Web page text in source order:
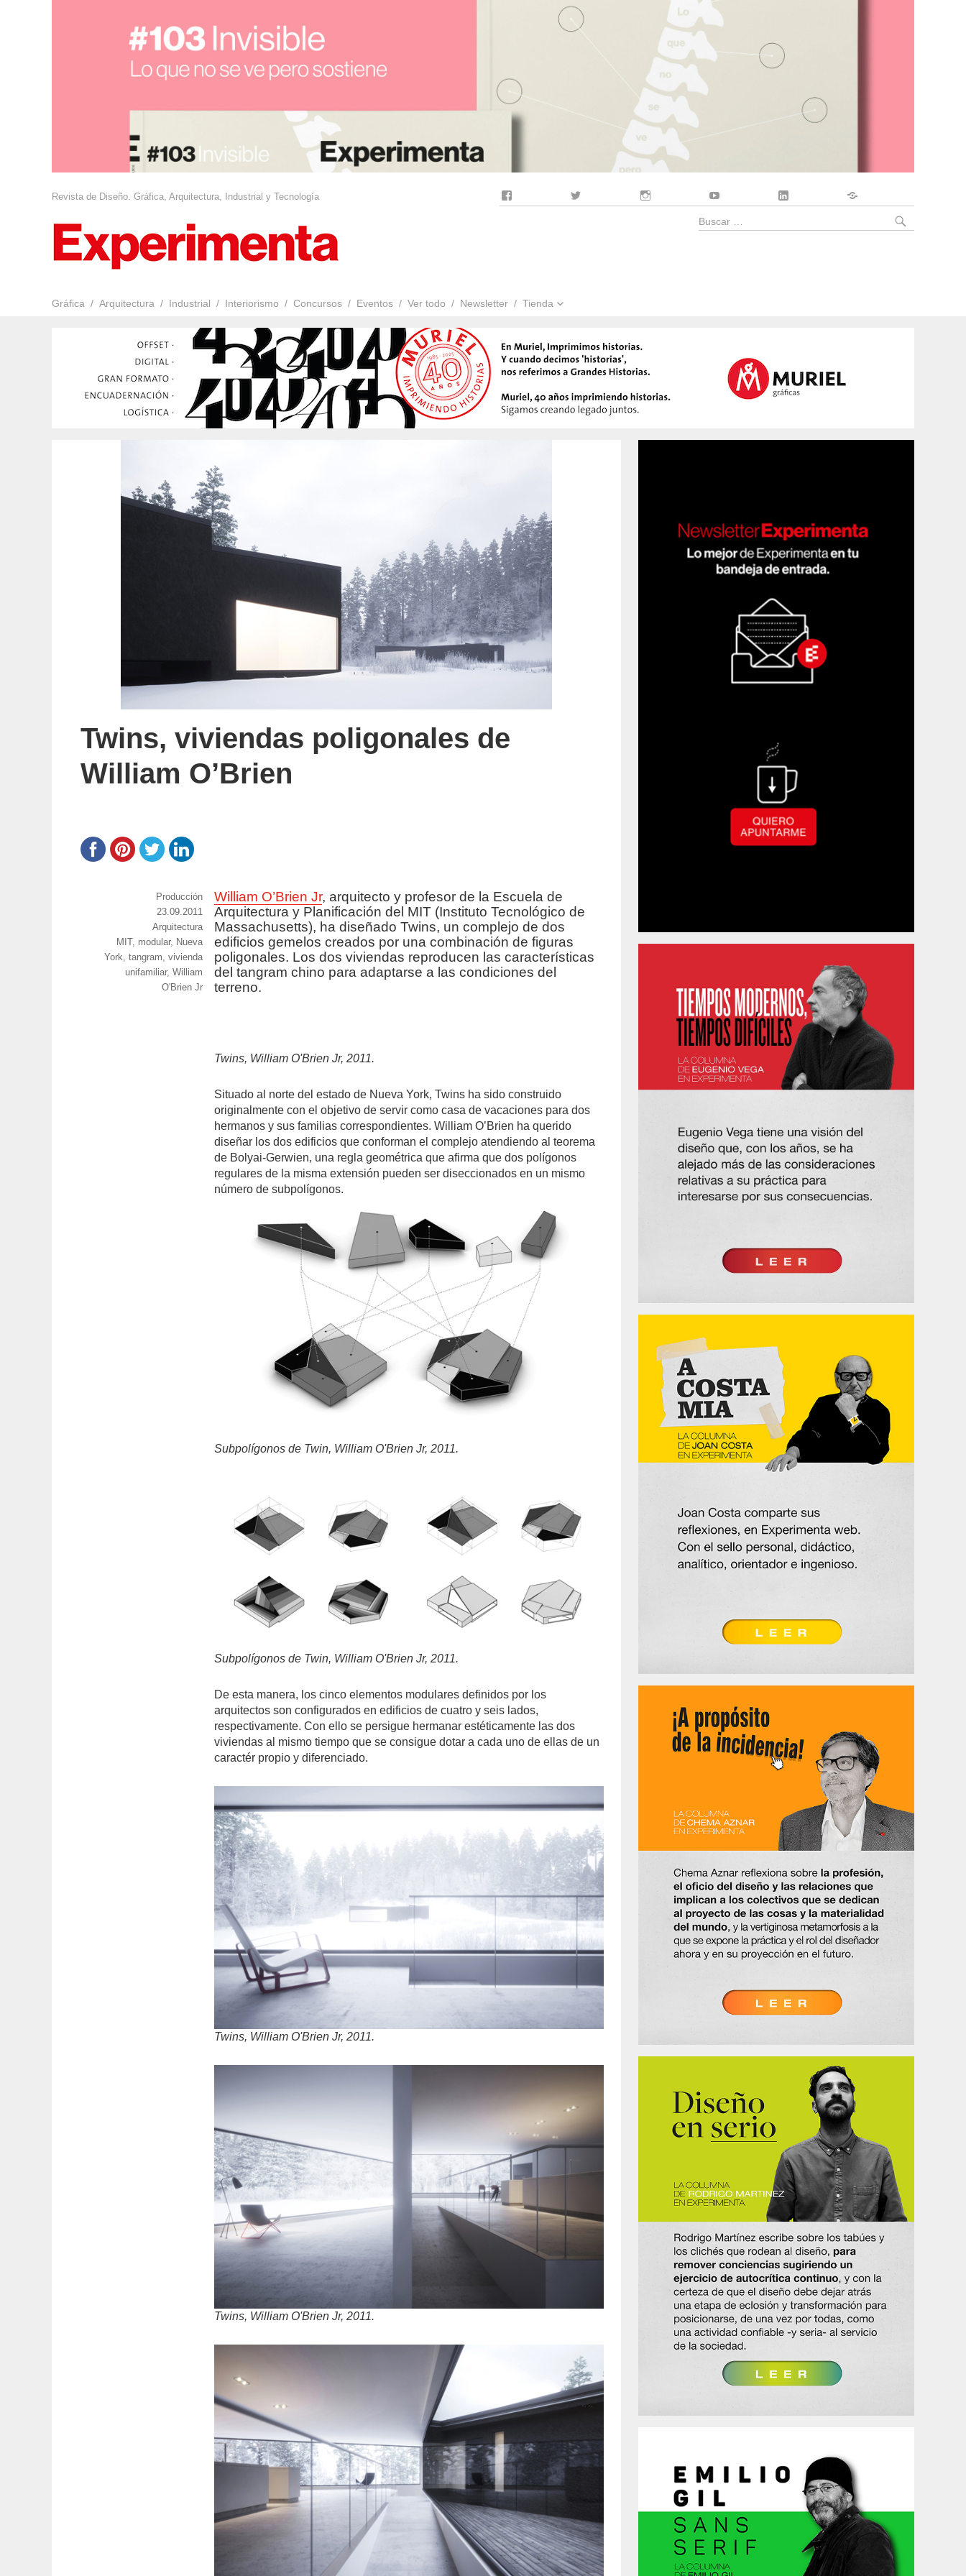
Revista de Diseño. Gráfica, Arquitectura, Industrial y Tecnología
Gráfica Arquitectura Industrial Interiorismo Concursos Eventos Ver todo Newsletter Tienda
Buscar
Twins, viviendas poligonales de
William O’Brien
William O’Brien Jr, arquitecto y profesor de la Escuela de
Arquitectura y Planificación del MIT (Instituto Tecnológico de
Massachusetts), ha diseñado Twins, un complejo de dos
edificios gemelos creados por una combinación de figuras
poligonales. Los dos viviendas reproducen las características
del tangram chino para adaptarse a las condiciones del
terreno.
Twins, William O'Brien Jr, 2011.
Situado al norte del estado de Nueva York, Twins ha sido construido
originalmente con el objetivo de servir como casa de vacaciones para dos
hermanos y sus familias correspondientes. William O’Brien ha querido
diseñar los dos edificios que conforman el complejo atendiendo al teorema
de Bolyai-Gerwien, una regla geométrica que afirma que dos polígonos
regulares de la misma extensión pueden ser diseccionados en un mismo
número de subpolígonos.
Subpolígonos de Twin, William O'Brien Jr, 2011.
Subpolígonos de Twin, William O'Brien Jr, 2011.
De esta manera, los cinco elementos modulares definidos por los
arquitectos son configurados en edificios de cuatro y seis lados,
respectivamente. Con ello se persigue hermanar estéticamente las dos
viviendas al mismo tiempo que se consigue dotar a cada uno de ellas de un
caractér propio y diferenciado.
Twins, William O'Brien Jr, 2011.
Twins, William O'Brien Jr, 2011.
https://www.experimenta.es/author/produccion/
Producción
Publicado
el
23.09.2011
Categorías
Arquitectura
Etiquetas
MIT, modular, Nueva
York,tangram,vivienda
unifamiliar,William
O'Brien Jr